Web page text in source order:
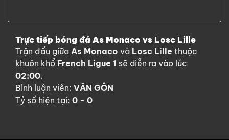
Trực tiếp bóng đá As Monaco vs Losc Lille
Trận đấu giữa As Monaco và Losc Lille thuộc
khuôn khổ French Ligue 1 sẽ diễn ra vào lúc
02:00.
Bình luận viên: VĂN GÔN
Tỷ số hiện tại: 0 - 0